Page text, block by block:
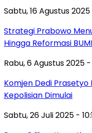
Sabtu, 16 Agustus
Strategi Prabowo
Hingga Reformasi
Rabu, 6 Agustus 2025
Komjen Dedi
Kepolisian Dimulai
Sabtu, 26 Juli 2025 -